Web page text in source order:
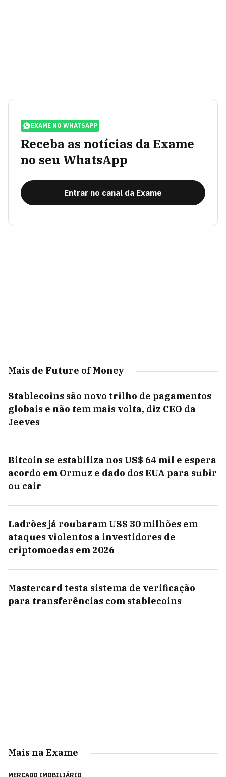
EXAME NO WHATSAPP
Receba as notícias da Exame
no seu WhatsApp
Entrar no canal da Exame
Mais de Future of Money
Stablecoins são novo trilho de pagamentos
globais e não tem mais volta, diz CEO da
Jeeves
Bitcoin se estabiliza nos US$ 64 mil e espera
acordo em Ormuz e dado dos EUA para subir
ou cair
Ladrões já roubaram US$ 30 milhões em
ataques violentos a investidores de
criptomoedas em 2026
Mastercard testa sistema de verificação
para transferências com stablecoins
Mais na Exame
MERCADO IMOBILIÁRIO